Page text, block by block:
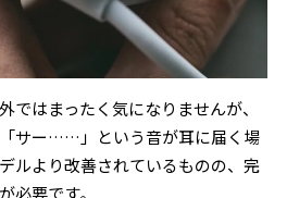
ではまったく気になりませんが、
サー……」という音が耳に届く場
ルより改善されているものの、完
必要です。